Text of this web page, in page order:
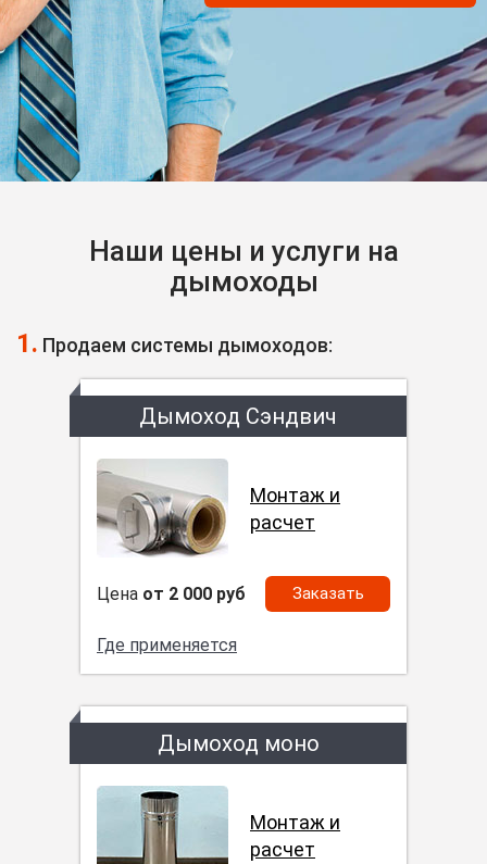
Наши цены и услуги на
дымоходы
1. Продаем системы дымоходов:
Дымоход Сэндвич
Монтаж и
расчет
Цена от 2 000 руб Заказать
Где применяется
Дымоход моно
Монтаж и
расчет